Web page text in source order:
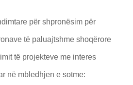
për shpronësim për
të paluajtshme shoqërore
të projekteve me interes
në mbledhjen e sotme: